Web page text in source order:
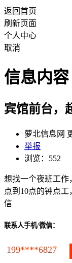
返回首页
刷新页面
个人中心
取消
信息内容
宾馆前台，
萝北信息网
举报
浏览：552
想找一个夜班工作
点到10点的钟点
信
联系人手机/微信：
199****6827